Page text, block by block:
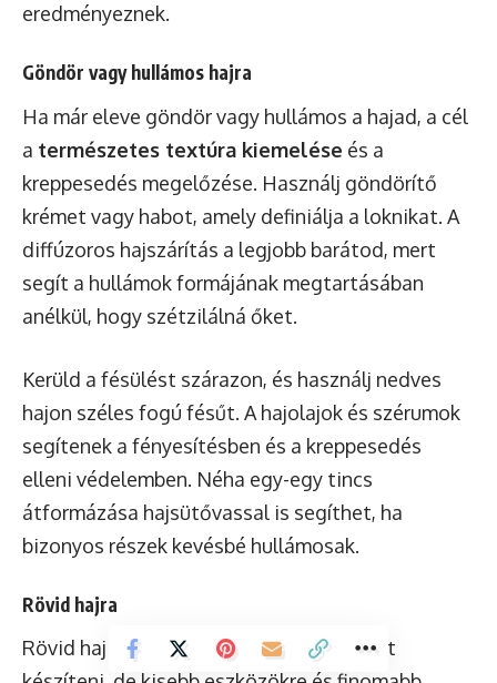
eredményeznek.
Göndör vagy hullámos hajra
Ha már eleve göndör vagy hullámos a hajad, a cél
a természetes textúra kiemelése és a
kreppesedés megelőzése. Használj göndörítő
krémet vagy habot, amely definiálja a loknikat. A
diffúzoros hajszárítás a legjobb barátod, mert
segít a hullámok formájának megtartásában
anélkül, hogy szétzilálná őket.
Kerüld a fésülést szárazon, és használj nedves
hajon széles fogú fésűt. A hajolajok és szérumok
segítenek a fényesítésben és a kreppesedés
elleni védelemben. Néha egy-egy tincs
átformázása hajsütővassal is segíthet, ha
bizonyos részek kevésbé hullámosak.
Rövid hajra
Rövid haj esetén is lehet laza hullámokat